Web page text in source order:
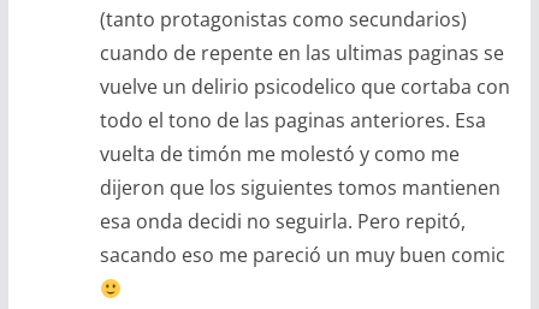
(tanto protagonistas como secundarios)
cuando de repente en las ultimas paginas se
vuelve un delirio psicodelico que cortaba con
todo el tono de las paginas anteriores. Esa
vuelta de timón me molestó y como me
dijeron que los siguientes tomos mantienen
esa onda decidi no seguirla. Pero repitó,
sacando eso me pareció un muy buen comic